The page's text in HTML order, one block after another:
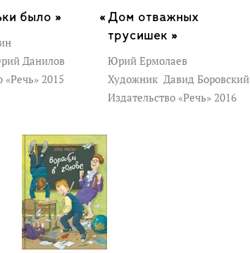
было »
Данилов
«Речь» 2015
Дом отважных
трусишек »
Юрий Ермолаев
Художник Давид Боровский
Издательство «Речь» 2016